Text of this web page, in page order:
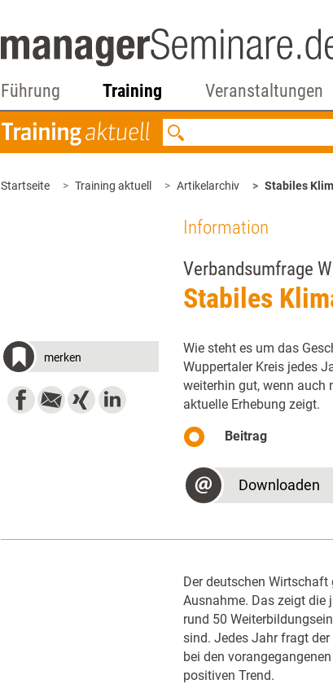
Führung Training Veranstaltungen
Startseite Training aktuell Artikelarchiv Stabiles
Information
Verbandsumfrage
Stabiles
merken
Wie steht es um das
Wuppertaler Kreis jedes
weiterhin gut, wenn auch
aktuelle Erhebung zeigt.
Beitrag
Downloaden
Der deutschen
Ausnahme. Das zeigt die
rund 50
sind. Jedes Jahr fragt
bei den
positiven Trend.